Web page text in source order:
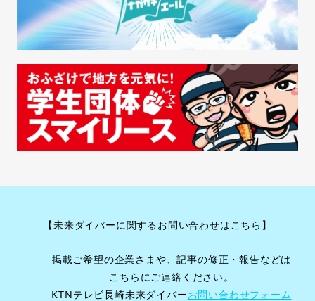
【未来ダイバーに関するお問い合わせはこちら】
掲載ご希望の企業さまや、記事の修正・報告などは
こちらにご連絡ください。
KTNテレビ長崎未来ダイバーお問い合わせフォーム